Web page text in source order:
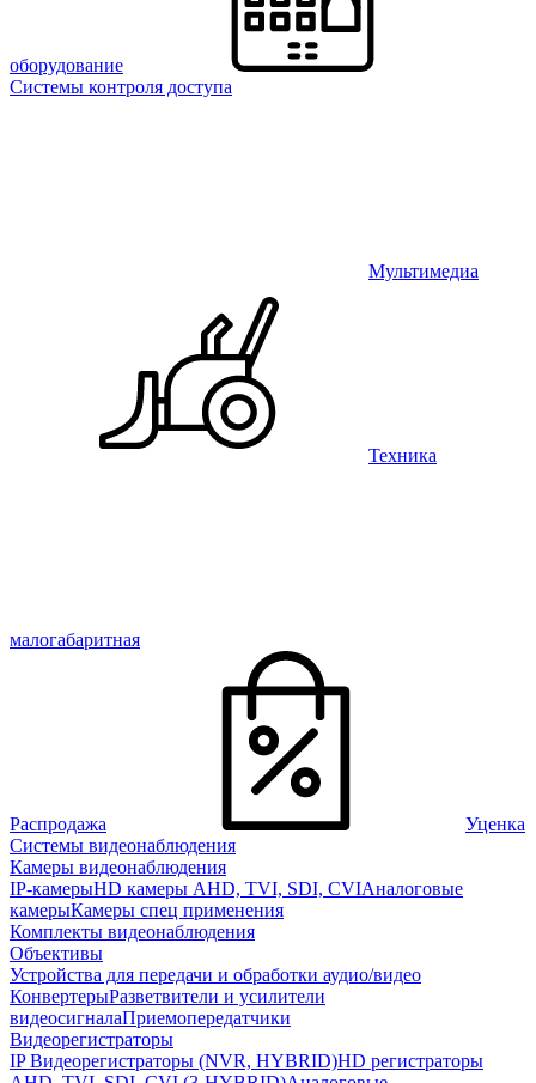
оборудование
Системы контроля доступа
Мультимедиа
Техника
малогабаритная
Распродажа
Уценка
Системы видеонаблюдения
Камеры видеонаблюдения
IP-камерыHD камеры AHD, TVI, SDI, CVIАналоговые
камерыКамеры спец применения
Комплекты видеонаблюдения
Объективы
Устройства для передачи и обработки аудио/видео
КонвертерыРазветвители и усилители
видеосигналаПриемопередатчики
Видеорегистраторы
IP Видеорегистраторы (NVR, HYBRID)HD регистраторы